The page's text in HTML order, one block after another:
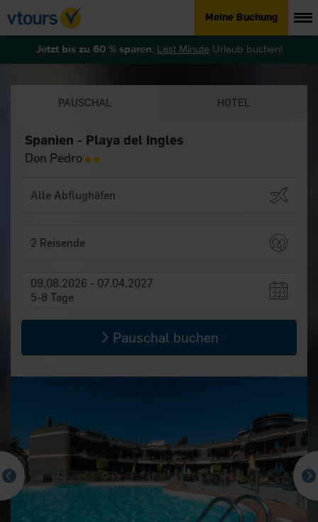
Meine Buchung
Jetzt bis zu 60 % sparen: Last MinuteUrlaub buchen!
PAUSCHAL HOTEL
Spanien - Playa del Ingles
Don Pedro
2 Reisende
09.08.2026 - 07.04.2027
5-8 Tage
Pauschal buchen